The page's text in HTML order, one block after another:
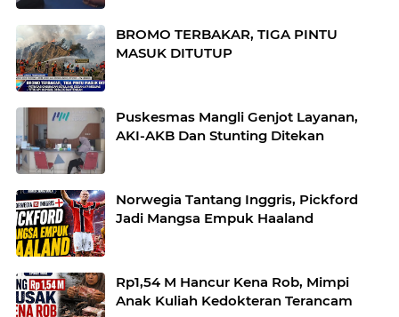
BROMO TERBAKAR, TIGA PINTU
MASUK DITUTUP
Puskesmas Mangli Genjot Layanan,
AKI-AKB Dan Stunting Ditekan
Norwegia Tantang Inggris, Pickford
Jadi Mangsa Empuk Haaland
Rp1,54 M Hancur Kena Rob, Mimpi
Anak Kuliah Kedokteran Terancam